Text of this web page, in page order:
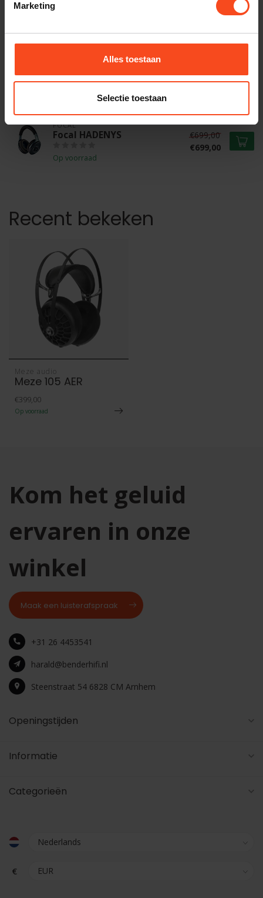
Marketing
Alles toestaan
Selectie toestaan
Meze 99 Classic Walnut V2
Op voorraad
€349,00
€799,00
FOCAL
Focal HADENYS
Op voorraad
€699,00
€699,00
Recent bekeken
Meze audio
Meze 105 AER
€399,00
Op voorraad
Kom het geluid
ervaren in onze
winkel
Maak een luisterafspraak
+31 26 4453541
harald@benderhifi.nl
Steenstraat 54 6828 CM Arnhem
Openingstijden
Informatie
Categorieën
€